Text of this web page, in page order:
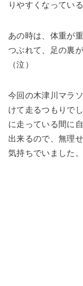
りやすくなってい
あの時は、体重が
つぶれて、足の裏
（泣）
今回の木津川マラ
けて走るつもりで
に走っている間に
出来るので、無理
気持ちでいました。